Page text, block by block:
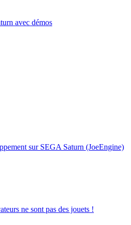
avec démos
sur SEGA Saturn (JoeEngine)
ne sont pas des jouets !